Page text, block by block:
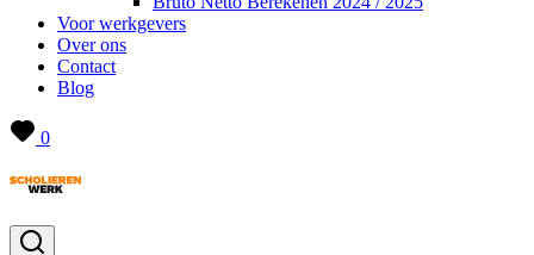
Voor werkgevers
Over ons
Contact
Blog
0